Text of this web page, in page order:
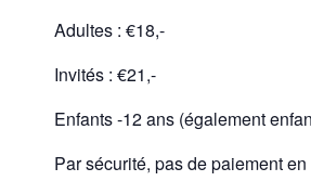
Adultes : €18,-
Invités : €21,-
Enfants -12 ans (également
Par sécurité, pas de paiement